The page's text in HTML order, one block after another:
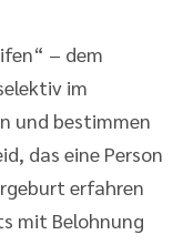
– dem
im
und bestimmen
das eine Person
erfahren
mit Belohnung